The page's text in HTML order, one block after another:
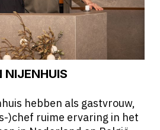
NIJENHUIS
hebben als gastvrouw,
)chef ruime ervaring in het